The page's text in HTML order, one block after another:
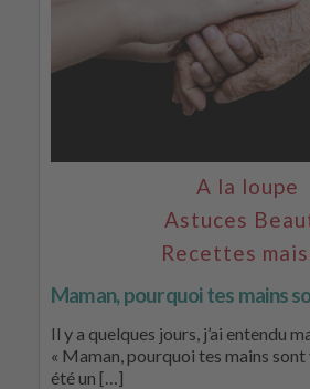
A la loupe
Astuces
Recettes
Maman, pourquoi tes mains
Il y a quelques jours, j’ai entendu
« Maman, pourquoi tes mains sont
été un […]